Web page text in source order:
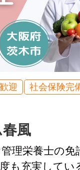
・労災・厚生）
煙
条件
迎
社会保険完
風
理栄養士の免
も充実して